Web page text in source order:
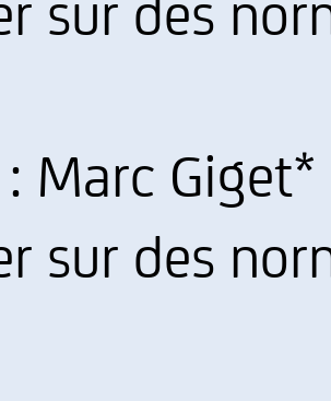
Marc
sur des